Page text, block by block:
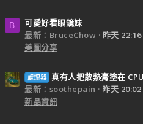
B
可愛好看眼鏡妹
最新：BruceChow
昨天 22:16
美圖分享
處理器 真有人把散熱膏塗在
最新：soothepain
昨天 20:02
新品資訊